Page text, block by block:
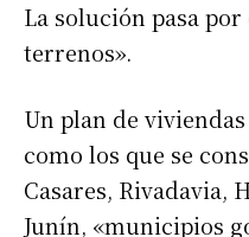
La solución pasa
terrenos».
Un plan de
como los que se
Casares, Rivadavia,
Junín, «municipios